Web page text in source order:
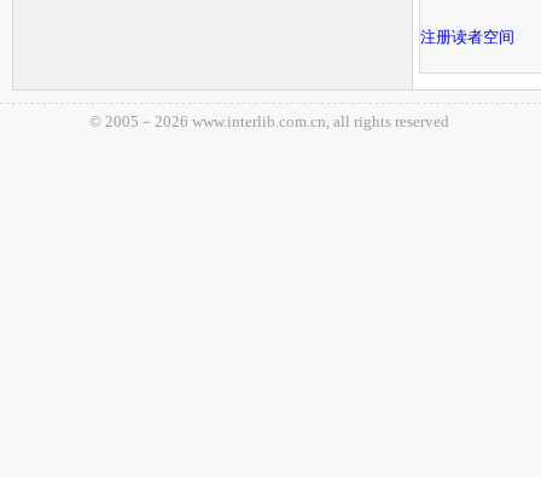
注册读者空间
© 2005－ 2026 www.interlib.com.cn, all rights reserved